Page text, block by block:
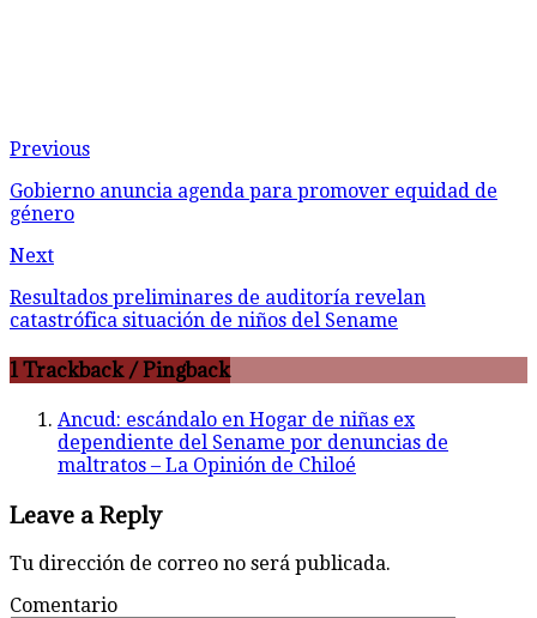
Previous
Gobierno anuncia agenda para promover equidad de
género
Next
Resultados preliminares de auditoría revelan
catastrófica situación de niños del Sename
1 Trackback / Pingback
Ancud: escándalo en Hogar de niñas ex
dependiente del Sename por denuncias de
maltratos – La Opinión de Chiloé
Leave a Reply
Tu dirección de correo no será publicada.
Comentario